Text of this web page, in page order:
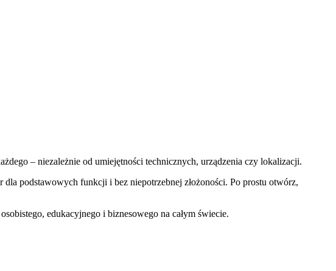
– niezależnie od umiejętności technicznych, urządzenia czy lokalizacji.
dla podstawowych funkcji i bez niepotrzebnej złożoności. Po prostu otwórz,
edukacyjnego i biznesowego na całym świecie.